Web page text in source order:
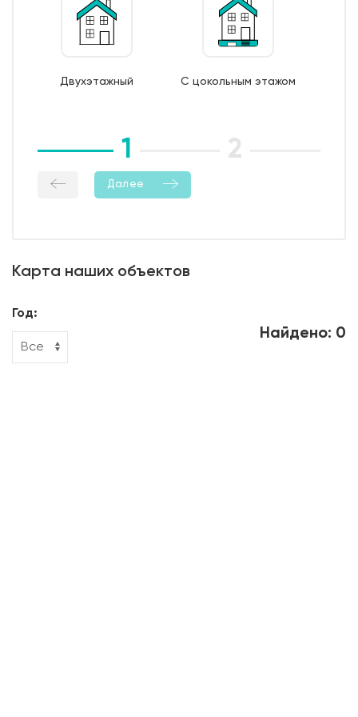
арматуры 6/8 AI);
7. Монтаж опалубки из обрезной доски;
влажностный режима);
Двухэтажный С цокольным этажом
1 2
Далее
Карта наших объектов
Год:
Найдено: 0